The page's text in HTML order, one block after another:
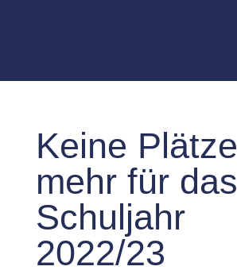
Keine Plätze
mehr für das
Schuljahr
2022/23